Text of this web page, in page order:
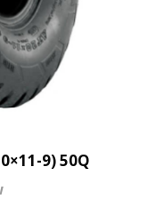
9) 50Q